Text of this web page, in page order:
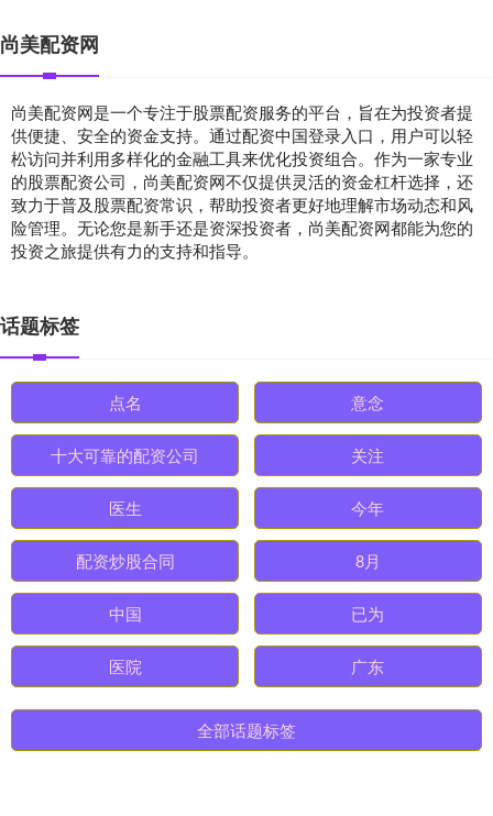
尚美配资网
尚美配资网是一个专注于股票配资服务的平台，旨在为投资者提
供便捷、安全的资金支持。通过配资中国登录入口，用户可以轻
松访问并利用多样化的金融工具来优化投资组合。作为一家专业
的股票配资公司，尚美配资网不仅提供灵活的资金杠杆选择，还
致力于普及股票配资常识，帮助投资者更好地理解市场动态和风
险管理。无论您是新手还是资深投资者，尚美配资网都能为您的
投资之旅提供有力的支持和指导。
话题标签
点名 意念
十大可靠的配资公司 关注
医生 今年
配资炒股合同 8月
中国 已为
医院 广东
全部话题标签